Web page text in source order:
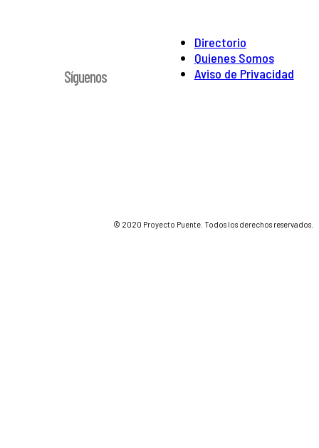
Directorio
Quienes Somos
Aviso de Privacidad
Síguenos
© 2020 Proyecto Puente. Todos los derechos reservados.